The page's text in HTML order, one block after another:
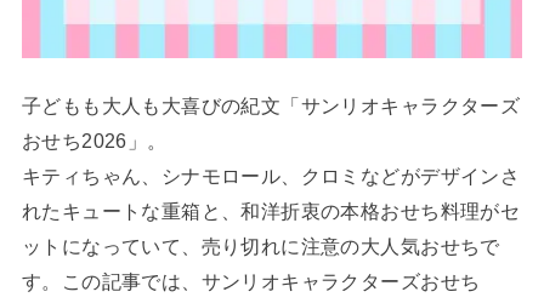
子どもも大人も大喜びの紀文「サンリオキャラクターズ
おせち2026」。
キティちゃん、シナモロール、クロミなどがデザインさ
れたキュートな重箱と、和洋折衷の本格おせち料理がセ
ットになっていて、売り切れに注意の大人気おせちで
す。この記事では、サンリオキャラクターズおせち